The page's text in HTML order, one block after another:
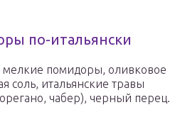
по-итальянски
мелкие помидоры, оливковое
соль, итальянские травы
чабер), черный перец.